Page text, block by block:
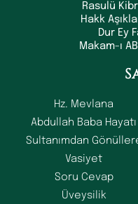
Rasulü
Hakk
Dur Ey
Makam-ı
Hz. Mevlana
Abdullah Baba Hayatı
Sultanımdan
Vasiyet
Soru Cevap
Üveysilik